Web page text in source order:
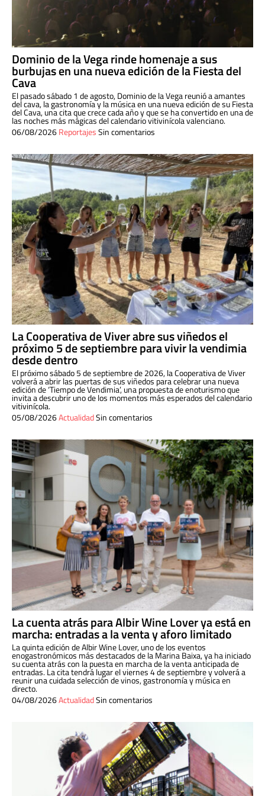
Dominio de la Vega rinde homenaje a sus
burbujas en una nueva edición de la Fiesta del
Cava
El pasado sábado 1 de agosto, Dominio de la Vega reunió a amantes
del cava, la gastronomía y la música en una nueva edición de su Fiesta
del Cava, una cita que crece cada año y que se ha convertido en una de
las noches más mágicas del calendario vitivinícola valenciano.
06/08/2026ReportajesSin comentarios
La Cooperativa de Viver abre sus viñedos el
próximo 5 de septiembre para vivir la vendimia
desde dentro
El próximo sábado 5 de septiembre de 2026, la Cooperativa de Viver
volverá a abrir las puertas de sus viñedos para celebrar una nueva
edición de ‘Tiempo de Vendimia’, una propuesta de enoturismo que
invita a descubrir uno de los momentos más esperados del calendario
vitivinícola.
05/08/2026ActualidadSin comentarios
La cuenta atrás para Albir Wine Lover ya está en
marcha: entradas a la venta y aforo limitado
La quinta edición de Albir Wine Lover, uno de los eventos
enogastronómicos más destacados de la Marina Baixa, ya ha iniciado
su cuenta atrás con la puesta en marcha de la venta anticipada de
entradas. La cita tendrá lugar el viernes 4 de septiembre y volverá a
reunir una cuidada selección de vinos, gastronomía y música en
directo.
04/08/2026ActualidadSin comentarios